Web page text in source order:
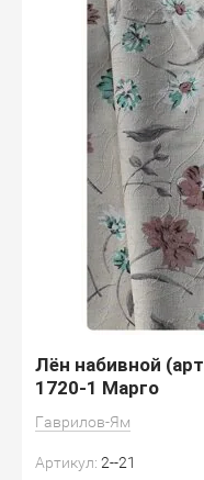
Лён набивной
1720-1 Марго
Гаврилов-Ям
Артикул: 2--21